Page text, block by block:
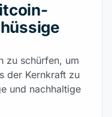
zu schürfen, um
der Kernkraft zu
und nachhaltige